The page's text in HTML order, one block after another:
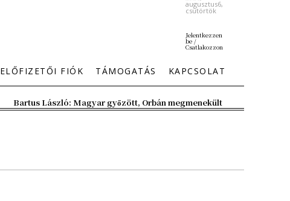
augusztus6,
csütörtök
Jelentkezzen
be /
Csatlakozzon
ELŐFIZETŐI FIÓK TÁMOGATÁS KAPCSOLAT
Bartus László: Magyar győzött, Orbán megmenekült